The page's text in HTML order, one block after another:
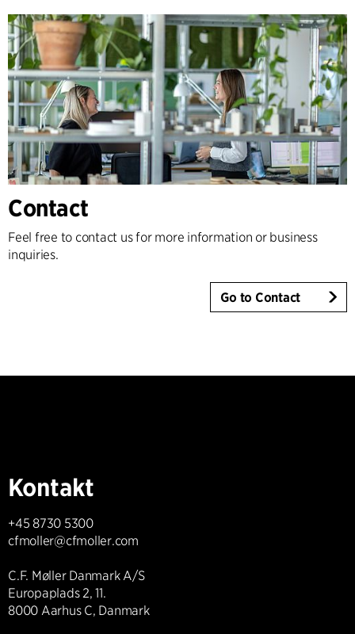
Contact
Feel free to contact us for more information or business
inquiries.
Go to Contact
Kontakt
+45 8730 5300
cfmoller@cfmoller.com
C.F. Møller Danmark A/S
Europaplads 2, 11.
8000 Aarhus C, Danmark